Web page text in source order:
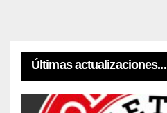
Últimas actualizaciones...